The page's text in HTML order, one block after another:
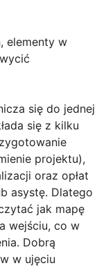
elementy w
się do jednej
się z kilku
projektu),
oraz opłat
asystę. Dlatego
jak mapę
wejściu, co w
Dobrą
w ujęciu